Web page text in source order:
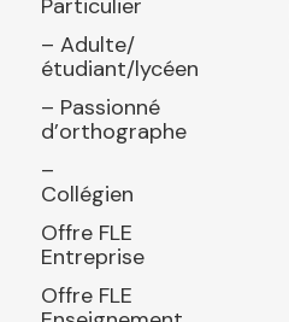
Particulier
– Adulte/
étudiant/lycéen
– Passionné
d’orthographe
–
Collégien
Offre FLE
Entreprise
Offre FLE